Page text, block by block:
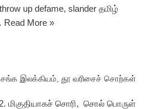
up defame, slander தமிழ்
Read More »
சங்க இலக்கியம், தூ வரிசைச் சொற்கள்
மிகுதியாகச் சொரி, சொல் பொருள்